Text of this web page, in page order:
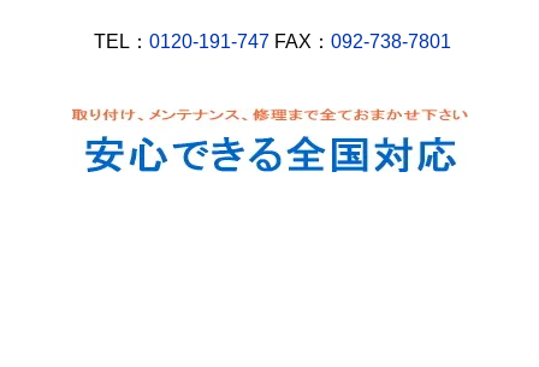
TEL： 0120-191-747 FAX： 092-738-7801